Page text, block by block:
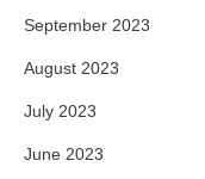
September 2023
August 2023
July 2023
June 2023